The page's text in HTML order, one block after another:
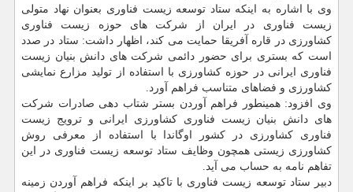
وی با اشاره به اینكه ستاد توسعه زیست فناوری بعنوان نهاد متولی
زیست فناوری در ایران از شركت های حوزه زیست فناوری
كشاورزی در قاره آفریقا حمایت می كند، اظهار داشت: ستاد در صدد
است كه بستری برای حضور دائمی شركت های دانش بنیان زیست
فناوری ایرانی در حوزه كشاورزی با استفاده از تولید مزارع نمایشی
كشاورزی و فضاهای متناسب فراهم آورد.
وی افزود: همینطور فراهم آوردن بستر شتاب دهی صادرات شركت
های دانش بنیان زیست فناوری كشاورزی ایرانی و ترویج زیست
فناوری كشاورزی در كشور اوگاندا با استفاده از معرفی روش
كشاورزی زیستی همچون وظایف ستاد توسعه زیست فناوری در این
تفاهم نامه به حساب می آید.
دبیر ستاد توسعه زیست فناوری با تاكید بر اینكه فراهم آوردن زمینه